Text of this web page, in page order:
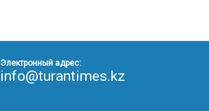
Электронный адрес:
info@turantimes.kz